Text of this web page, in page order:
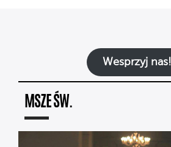
Wesprzyj nas!
MSZE ŚW.